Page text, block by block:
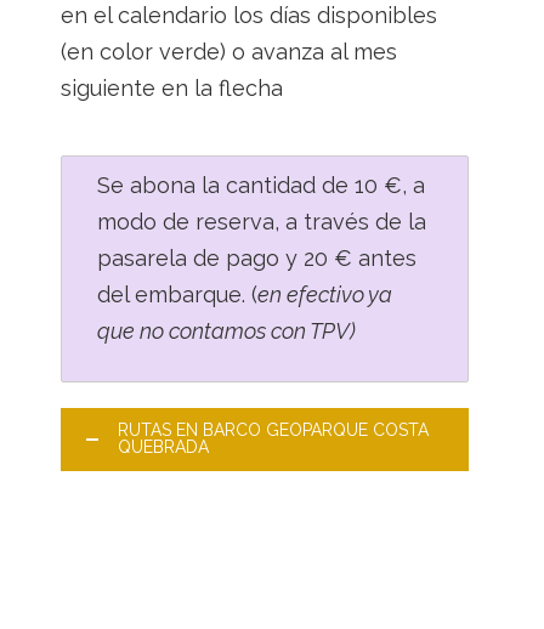
en el calendario los días disponibles
(en color verde) o avanza al mes
siguiente en la flecha
Se abona la cantidad de 10 €, a
modo de reserva, a través de la
pasarela de pago y 20 € antes
del embarque. (en efectivo ya
que no contamos con TPV)
RUTAS EN BARCO GEOPARQUE COSTA
QUEBRADA